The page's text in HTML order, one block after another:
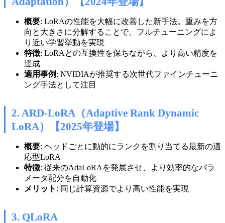
概要: LoRAの性能を大幅に改善した新手法。重みを方
向と大きさに分解することで、フルチューニングによ
り近い学習挙動を実現
特徴: LoRAとの互換性を保ちながら、より高い精度を
達成
適用事例 : NVIDIAが推奨する次世代ファインチューニ
ング手法として注目
2. ARD-LoRA（Adaptive Rank Dynamic
LoRA）【2025年登場】
概要: ヘッドごとに動的にランクを割り当てる最新の適
応型LoRA
特徴: 従来のAdaLoRAを発展させ、より効率的なパラ
メータ配分を自動化
メリット : 同じ計算資源でより高い性能を実現
3. QLoRA